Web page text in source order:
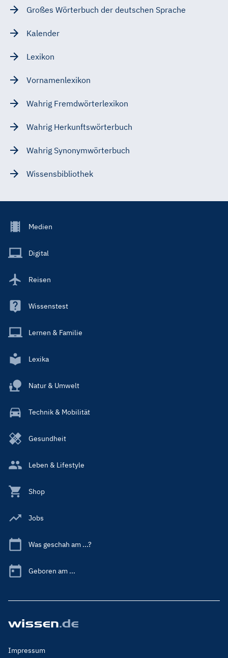
Großes Wörterbuch der deutschen Sprache
Kalender
Lexikon
Vornamenlexikon
Wahrig Fremdwörterlexikon
Wahrig Herkunftswörterbuch
Wahrig Synonymwörterbuch
Wissensbibliothek
Footer
Main
Medien
Digital
Reisen
Wissenstest
Lernen & Familie
Lexika
Natur & Umwelt
Technik & Mobilität
Gesundheit
Leben & Lifestyle
Shop
Jobs
Was geschah am ...?
Geboren am ...
Footer
Impressum